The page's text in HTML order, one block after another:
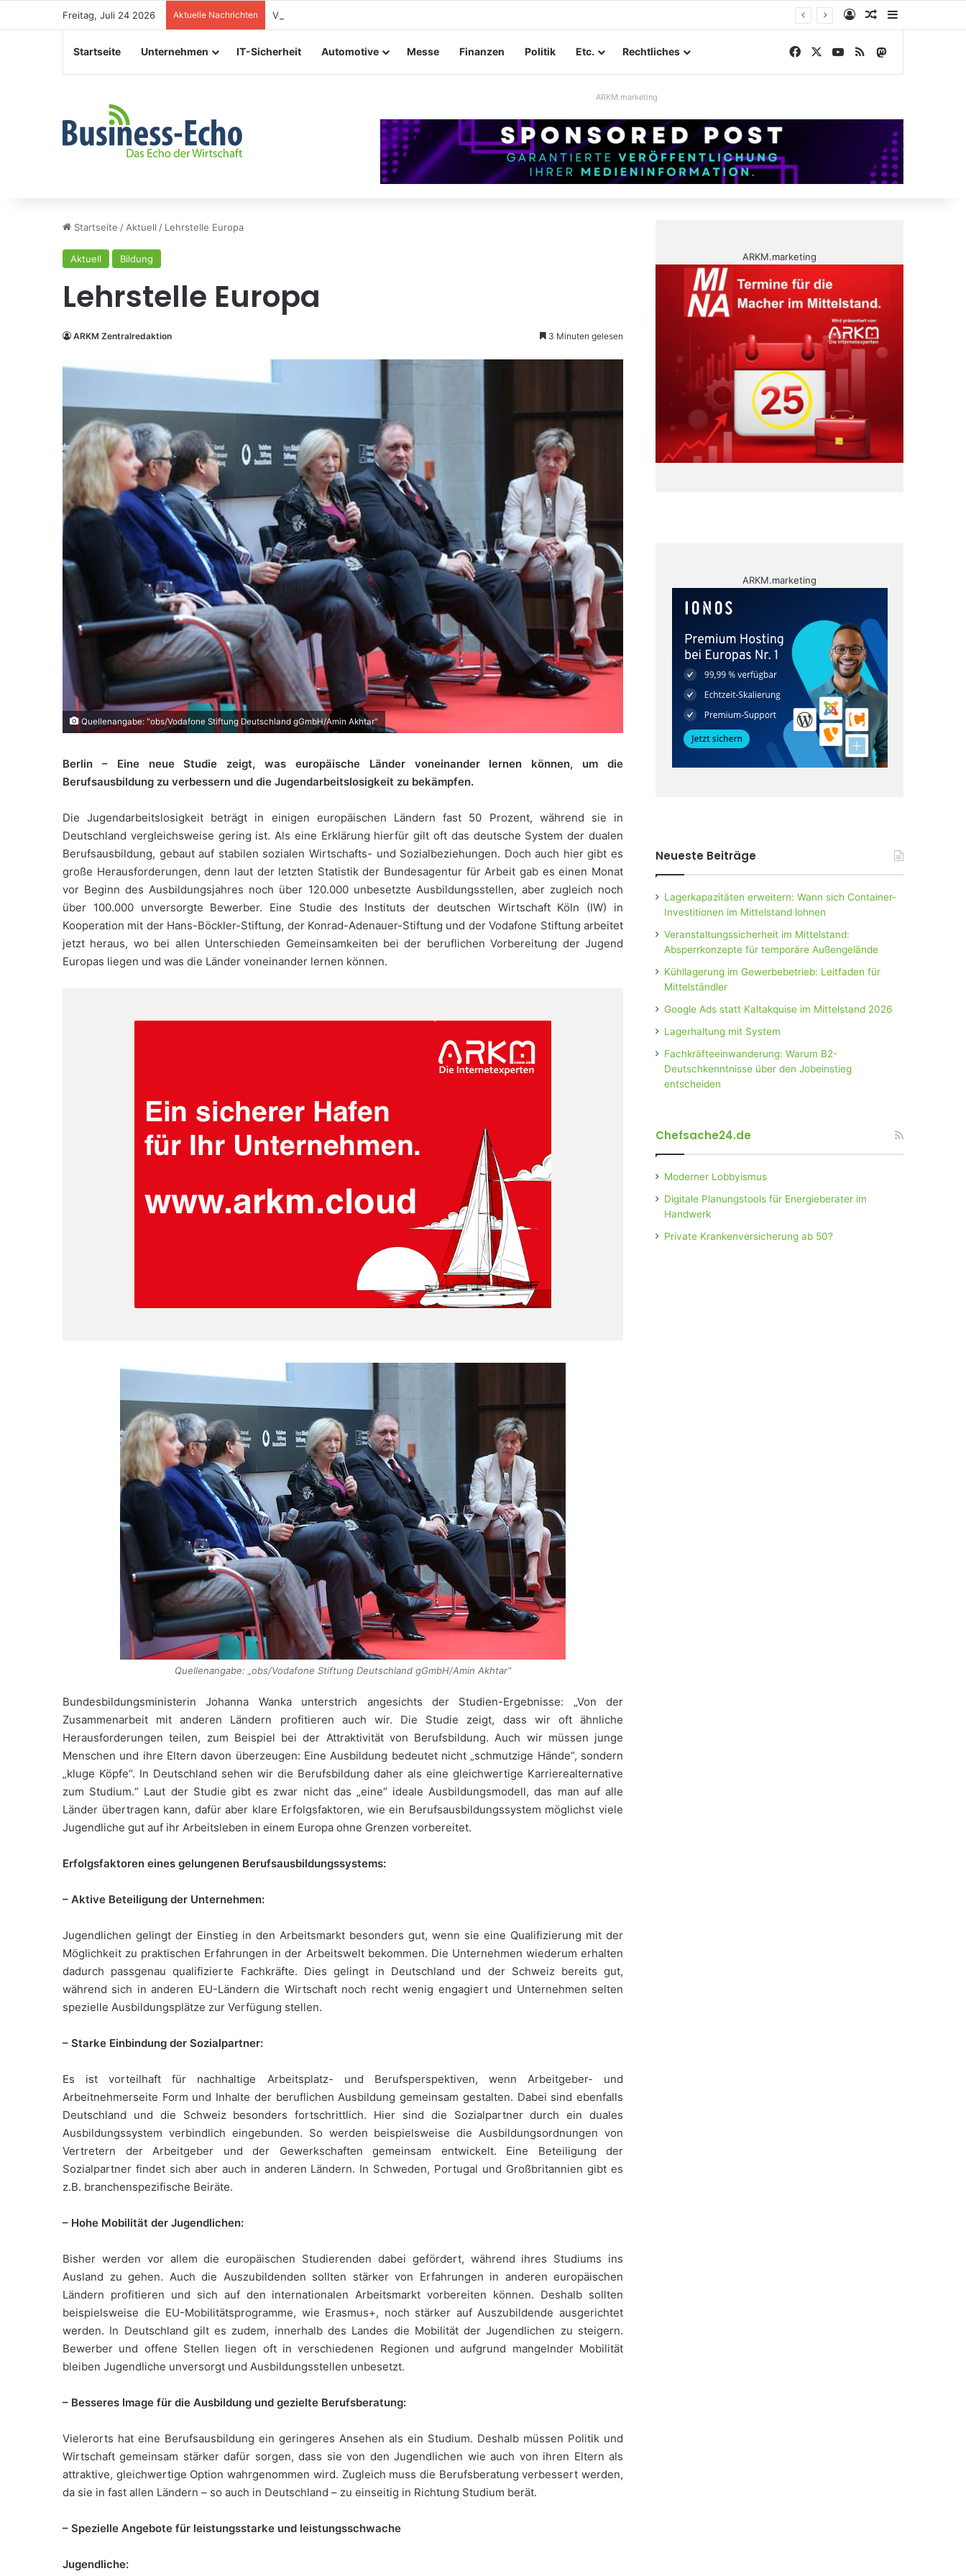
Freitag, Juli 24 2026 Aktuelle Nachrichten Veranstaltungssicherheit im Mittelstand: Absperrkonzepte für temporäre Außengelände AnmeldenZufälliger
Startseite Unternehmen IT-Sicherheit Automotive Messe Finanzen Politik Etc. Rechtliches Facebook YouTube
RSS
ARKM.marketing
Startseite / Aktuell / Lehrstelle Europa
Aktuell Bildung
Lehrstelle Europa
ARKM Zentralredaktion 3 Minuten gelesen
Quellenangabe: "obs/Vodafone Stiftung Deutschland gGmbH/Amin Akhtar"
Berlin – Eine neue Studie zeigt, was europäische Länder voneinander lernen können, um die
Berufsausbildung zu verbessern und die Jugendarbeitslosigkeit zu bekämpfen.
Die Jugendarbeitslosigkeit beträgt in einigen europäischen Ländern fast 50 Prozent, während sie in
Deutschland vergleichsweise gering ist. Als eine Erklärung hierfür gilt oft das deutsche System der dualen
Berufsausbildung, gebaut auf stabilen sozialen Wirtschafts- und Sozialbeziehungen. Doch auch hier gibt es
große Herausforderungen, denn laut der letzten Statistik der Bundesagentur für Arbeit gab es einen Monat
vor Beginn des Ausbildungsjahres noch über 120.000 unbesetzte Ausbildungsstellen, aber zugleich noch
über 100.000 unversorgte Bewerber. Eine Studie des Instituts der deutschen Wirtschaft Köln (IW) in
Kooperation mit der Hans-Böckler-Stiftung, der Konrad-Adenauer-Stiftung und der Vodafone Stiftung arbeitet
jetzt heraus, wo bei allen Unterschieden Gemeinsamkeiten bei der beruflichen Vorbereitung der Jugend
Europas liegen und was die Länder voneinander lernen können.
Quellenangabe: „obs/Vodafone Stiftung Deutschland gGmbH/Amin Akhtar“
Bundesbildungsministerin Johanna Wanka unterstrich angesichts der Studien-Ergebnisse: „Von der
Zusammenarbeit mit anderen Ländern profitieren auch wir. Die Studie zeigt, dass wir oft ähnliche
Herausforderungen teilen, zum Beispiel bei der Attraktivität von Berufsbildung. Auch wir müssen junge
Menschen und ihre Eltern davon überzeugen: Eine Ausbildung bedeutet nicht „schmutzige Hände“, sondern
„kluge Köpfe“. In Deutschland sehen wir die Berufsbildung daher als eine gleichwertige Karrierealternative
zum Studium.“ Laut der Studie gibt es zwar nicht das „eine“ ideale Ausbildungsmodell, das man auf alle
Länder übertragen kann, dafür aber klare Erfolgsfaktoren, wie ein Berufsausbildungssystem möglichst viele
Jugendliche gut auf ihr Arbeitsleben in einem Europa ohne Grenzen vorbereitet.
Erfolgsfaktoren eines gelungenen Berufsausbildungssystems:
– Aktive Beteiligung der Unternehmen:
Jugendlichen gelingt der Einstieg in den Arbeitsmarkt besonders gut, wenn sie eine Qualifizierung mit der
Möglichkeit zu praktischen Erfahrungen in der Arbeitswelt bekommen. Die Unternehmen wiederum erhalten
dadurch passgenau qualifizierte Fachkräfte. Dies gelingt in Deutschland und der Schweiz bereits gut,
während sich in anderen EU-Ländern die Wirtschaft noch recht wenig engagiert und Unternehmen selten
spezielle Ausbildungsplätze zur Verfügung stellen.
– Starke Einbindung der Sozialpartner:
Es ist vorteilhaft für nachhaltige Arbeitsplatz- und Berufsperspektiven, wenn Arbeitgeber- und
Arbeitnehmerseite Form und Inhalte der beruflichen Ausbildung gemeinsam gestalten. Dabei sind ebenfalls
Deutschland und die Schweiz besonders fortschrittlich. Hier sind die Sozialpartner durch ein duales
Ausbildungssystem verbindlich eingebunden. So werden beispielsweise die Ausbildungsordnungen von
Vertretern der Arbeitgeber und der Gewerkschaften gemeinsam entwickelt. Eine Beteiligung der
Sozialpartner findet sich aber auch in anderen Ländern. In Schweden, Portugal und Großbritannien gibt es
z.B. branchenspezifische Beiräte.
– Hohe Mobilität der Jugendlichen:
Bisher werden vor allem die europäischen Studierenden dabei gefördert, während ihres Studiums ins
Ausland zu gehen. Auch die Auszubildenden sollten stärker von Erfahrungen in anderen europäischen
Ländern profitieren und sich auf den internationalen Arbeitsmarkt vorbereiten können. Deshalb sollten
beispielsweise die EU-Mobilitätsprogramme, wie Erasmus+, noch stärker auf Auszubildende ausgerichtet
werden. In Deutschland gilt es zudem, innerhalb des Landes die Mobilität der Jugendlichen zu steigern.
Bewerber und offene Stellen liegen oft in verschiedenen Regionen und aufgrund mangelnder Mobilität
bleiben Jugendliche unversorgt und Ausbildungsstellen unbesetzt.
– Besseres Image für die Ausbildung und gezielte Berufsberatung:
Vielerorts hat eine Berufsausbildung ein geringeres Ansehen als ein Studium. Deshalb müssen Politik und
Wirtschaft gemeinsam stärker dafür sorgen, dass sie von den Jugendlichen wie auch von ihren Eltern als
attraktive, gleichwertige Option wahrgenommen wird. Zugleich muss die Berufsberatung verbessert werden,
da sie in fast allen Ländern – so auch in Deutschland – zu einseitig in Richtung Studium berät.
– Spezielle Angebote für leistungsstarke und leistungsschwache
Jugendliche:
ARKM.marketing
ARKM.marketing
Neueste Beiträge
Lagerkapazitäten erweitern: Wann sich Container-
Investitionen im Mittelstand lohnen
Veranstaltungssicherheit im Mittelstand:
Absperrkonzepte für temporäre Außengelände
Kühllagerung im Gewerbebetrieb: Leitfaden für
Mittelständler
Google Ads statt Kaltakquise im Mittelstand 2026
Lagerhaltung mit System
Fachkräfteeinwanderung: Warum B2-
Deutschkenntnisse über den Jobeinstieg
entscheiden
Chefsache24.de
Moderner Lobbyismus
Digitale Planungstools für Energieberater im
Handwerk
Private Krankenversicherung ab 50?